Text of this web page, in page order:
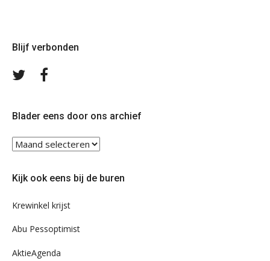
Blijf verbonden
Volg
Blader eens door ons archief
Blader
ons
Kijk ook eens bij de buren
Krewinkel krijst
Abu Pessoptimist
AktieAgenda